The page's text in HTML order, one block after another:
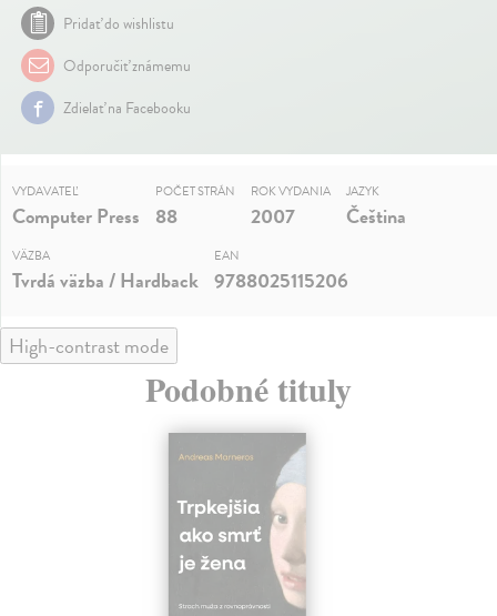
Pridať do wishlistu
Odporučiť známemu
Zdielať na Facebooku
VYDAVATEĽ
Computer Press
POČET STRÁN
88
ROK VYDANIA
2007
JAZYK
Čeština
VÄZBA
Tvrdá väzba / Hardback
EAN
9788025115206
High-contrast mode
Podobné tituly